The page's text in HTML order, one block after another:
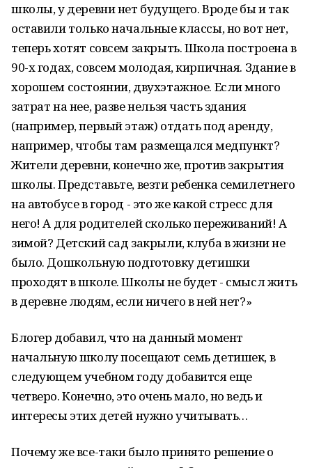
школы, у деревни нет будущего. Вроде бы и так
оставили только начальные классы, но вот нет,
теперь хотят совсем закрыть. Школа построена в
90-х годах, совсем молодая, кирпичная. Здание в
хорошем состоянии, двухэтажное. Если много
затрат на нее, разве нельзя часть здания
(например, первый этаж) отдать под аренду,
например, чтобы там размещался медпункт?
Жители деревни, конечно же, против закрытия
школы. Представьте, везти ребенка семилетнего
на автобусе в город - это же какой стресс для
него! А для родителей сколько переживаний! А
зимой? Детский сад закрыли, клуба в жизни не
было. Дошкольную подготовку детишки
проходят в школе. Школы не будет - смысл жить
в деревне людям, если ничего в ней нет?»
Блогер добавил, что на данный момент
начальную школу посещают семь детишек, в
следующем учебном году добавится еще
четверо. Конечно, это очень мало, но ведь и
интересы этих детей нужно учитывать…
Почему же все-таки было принято решение о